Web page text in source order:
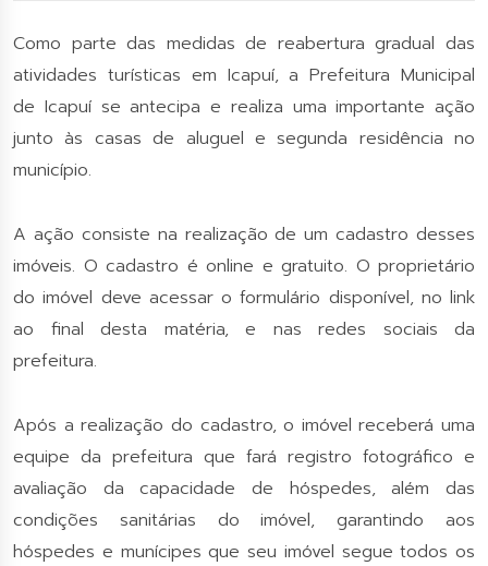
Como parte das medidas de reabertura gradual das
atividades turísticas em Icapuí, a Prefeitura Municipal
de Icapuí se antecipa e realiza uma importante ação
junto às casas de aluguel e segunda residência no
município.
A ação consiste na realização de um cadastro desses
imóveis. O cadastro é online e gratuito. O proprietário
do imóvel deve acessar o formulário disponível, no link
ao final desta matéria, e nas redes sociais da
prefeitura.
Após a realização do cadastro, o imóvel receberá uma
equipe da prefeitura que fará registro fotográfico e
avaliação da capacidade de hóspedes, além das
condições sanitárias do imóvel, garantindo aos
hóspedes e munícipes que seu imóvel segue todos os